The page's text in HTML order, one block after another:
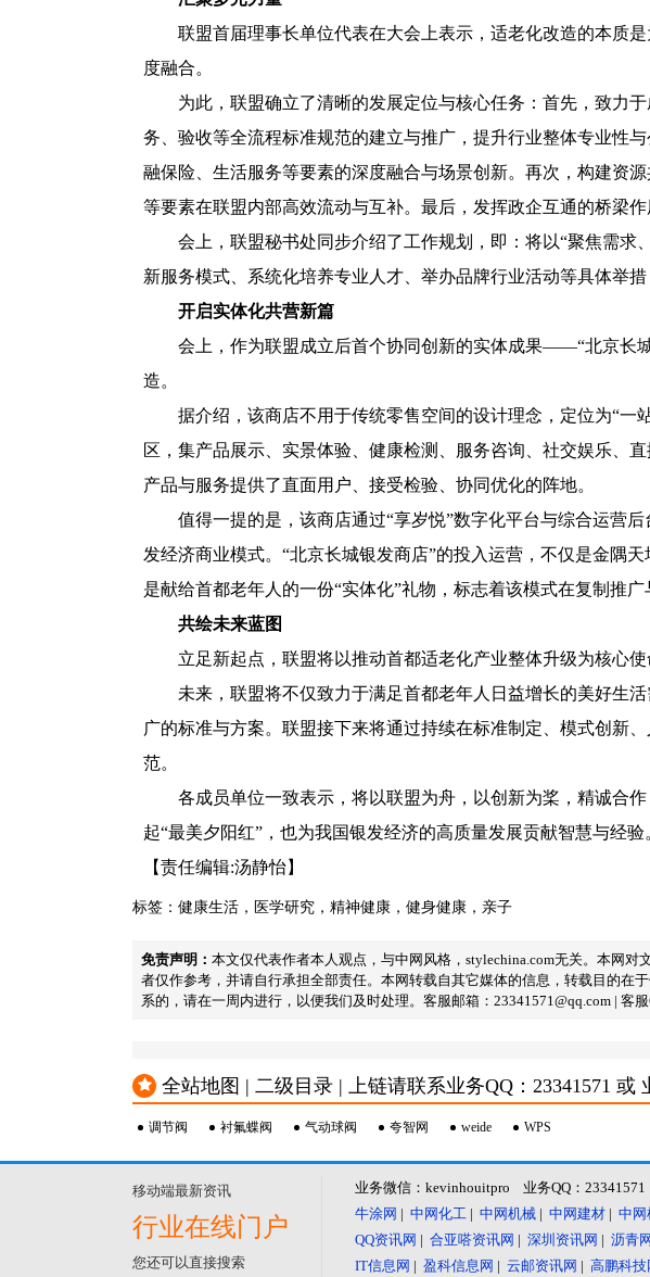
联盟首届理事长单位代表在大会上表示，适老化改造的本质
度融合。
为此，联盟确立了清晰的发展定位与核心任务：首先，致力
务、验收等全流程标准规范的建立与推广，提升行业整体专业性
融保险、生活服务等要素的深度融合与场景创新。再次，构建资
等要素在联盟内部高效流动与互补。最后，发挥政企互通的桥梁
会上，联盟秘书处同步介绍了工作规划，即：将以“聚焦需求
新服务模式、系统化培养专业人才、举办品牌行业活动等具体举措
开启实体化共营新篇
会上，作为联盟成立后首个协同创新的实体成果——“北京长
造。
据介绍，该商店不用于传统零售空间的设计理念，定位为“一
区，集产品展示、实景体验、健康检测、服务咨询、社交娱乐、
产品与服务提供了直面用户、接受检验、协同优化的阵地。
值得一提的是，该商店通过“享岁悦”数字化平台与综合运营
发经济商业模式。“北京长城银发商店”的投入运营，不仅是金隅
是献给首都老年人的一份“实体化”礼物，标志着该模式在复制推
共绘未来蓝图
立足新起点，联盟将以推动首都适老化产业整体升级为核心
未来，联盟将不仅致力于满足首都老年人日益增长的美好生
广的标准与方案。联盟接下来将通过持续在标准制定、模式创新
范。
各成员单位一致表示，将以联盟为舟，以创新为桨，精诚合
起“最美夕阳红”，也为我国银发经济的高质量发展贡献智慧与经验
【责任编辑:汤静怡】
标签： 健康生活 ， 医学研究 ， 精神健康 ， 健身健康 ， 亲子
免责声明： 本文仅代表作者本人观点，与中网风格，stylechina.com无关。本网
者仅作参考，并请自行承担全部责任。本网转载自其它媒体的信息，转载目的在
系的，请在一周内进行，以便我们及时处理。客服邮箱：23341571@qq.com | 客
全站地图 | 二级目录 | 上链请联系业务QQ：23341571 或
调节阀 衬氟蝶阀 气动球阀 夸智网 weide WPS
移动端最新资讯
行业在线门户
您还可以直接搜索
业务微信：kevinhouitpro 业务QQ：
牛涂网 | 中网化工 | 中网机械 | 中网建材 | 中网
QQ资讯网 | 合亚嗒资讯网 | 深圳资讯网 | 沥青网
IT信息网 | 盈科信息网 | 云邮资讯网 | 高鹏科技